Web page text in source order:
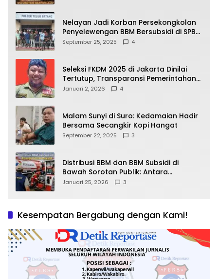
Nelayan Jadi Korban Persekongkolan
Penyelewengan BBM Bersubsidi di SPBU
64.78809 Teluk Batang
September 25, 2025 4
Seleksi FKDM 2025 di Jakarta Dinilai
Tertutup, Transparansi Pemerintahan
Pramono–Rano Dipertanyakan
Januari 2, 2026 4
Malam Sunyi di Suro: Kedamaian Hadir
Bersama Secangkir Kopi Hangat
September 22, 2025 3
Distribusi BBM dan BBM Subsidi di
Bawah Sorotan Publik: Antara
Kepentingan Negara, Hak Konsumen,
Januari 25, 2026 3
Kesempatan Bergabung dengan Kami!